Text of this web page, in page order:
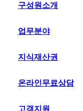
구성원소개
업무분야
지식재산권
온라인무료상담
고객지원